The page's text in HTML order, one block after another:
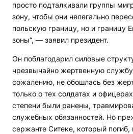
просто подталкивали группы
зону, чтобы они нелегально
польскую границу, но и границу
зоны“, — заявил президент.
Он поблагодарил силовые
чрезвычайно жертвенную
сожалению, не обошлась без
только о тех солдатах и
степени были ранены,
служебных обязанностей. Но
сержанте Ситеке, который